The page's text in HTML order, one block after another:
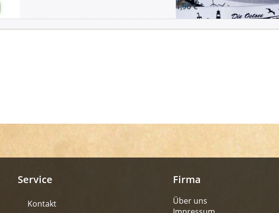
1,90 € *
Service
Kontakt
Firma
Über uns